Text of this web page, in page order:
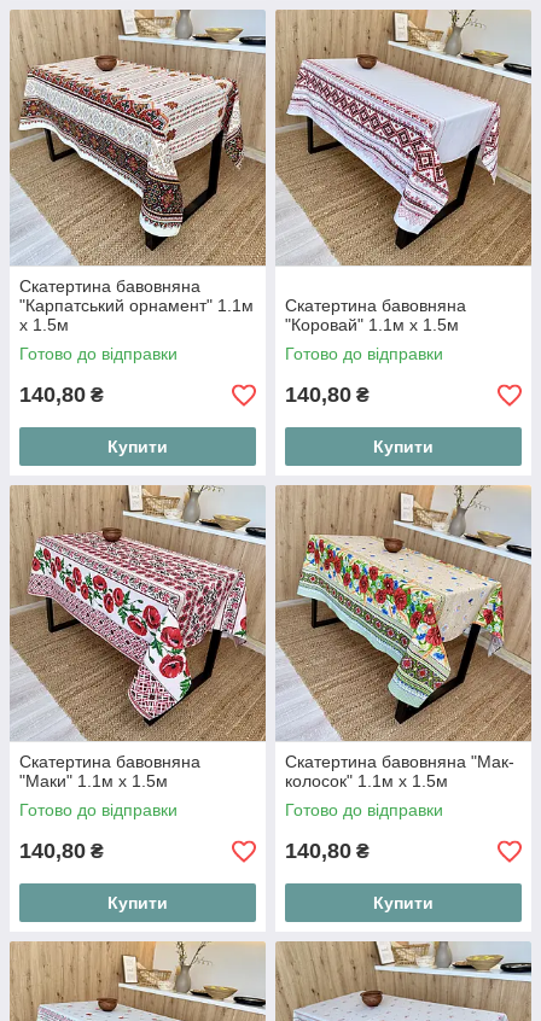
Скатертина бавовняна
"Карпатський орнамент" 1.1м
х 1.5м
Готово до відправки
140,80 ₴
Купити
Скатертина бавовняна
"Коровай" 1.1м х 1.5м
Готово до відправки
140,80 ₴
Купити
Скатертина бавовняна
"Маки" 1.1м х 1.5м
Готово до відправки
140,80 ₴
Купити
Скатертина бавовняна "Мак-
колосок" 1.1м х 1.5м
Готово до відправки
140,80 ₴
Купити